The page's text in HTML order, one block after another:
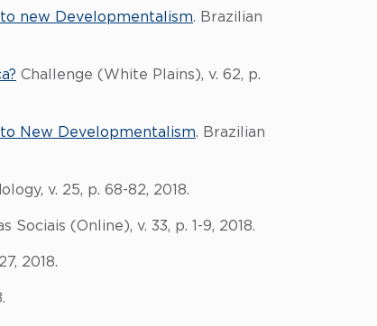
new Developmentalism. Brazilian
Challenge (White Plains), v. 62, p.
New Developmentalism. Brazilian
v. 25, p. 68-82, 2018.
Sociais (Online), v. 33, p. 1-9, 2018.
2018.